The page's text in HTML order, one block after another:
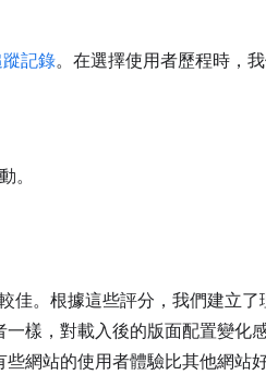
記錄。在選擇使用者歷程時，
。
佳。根據這些評分，我們建立了
樣，對載入後的版面配置變化
網站的使用者體驗比其他網站